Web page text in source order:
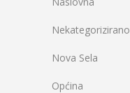
Nekategorizirano
Nova Sela
Općina